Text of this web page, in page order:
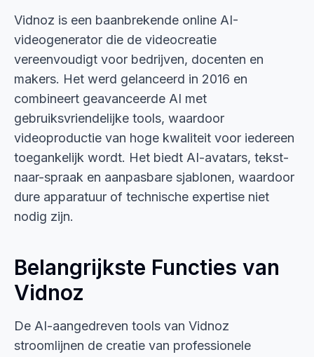
Vidnoz is een baanbrekende online AI-
videogenerator die de videocreatie
vereenvoudigt voor bedrijven, docenten en
makers. Het werd gelanceerd in 2016 en
combineert geavanceerde AI met
gebruiksvriendelijke tools, waardoor
videoproductie van hoge kwaliteit voor iedereen
toegankelijk wordt. Het biedt AI-avatars, tekst-
naar-spraak en aanpasbare sjablonen, waardoor
dure apparatuur of technische expertise niet
nodig zijn.
Belangrijkste Functies van
Vidnoz
De AI-aangedreven tools van Vidnoz
stroomlijnen de creatie van professionele